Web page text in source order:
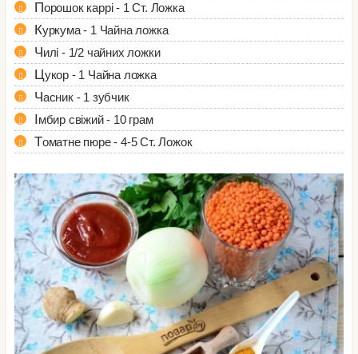
Порошок каррі - 1 Ст. Ложка
Куркума - 1 Чайна ложка
Чилі - 1/2 чайних ложки
Цукор - 1 Чайна ложка
Часник - 1 зубчик
Імбир свіжий - 10 грам
Томатне пюре - 4-5 Ст. Ложок